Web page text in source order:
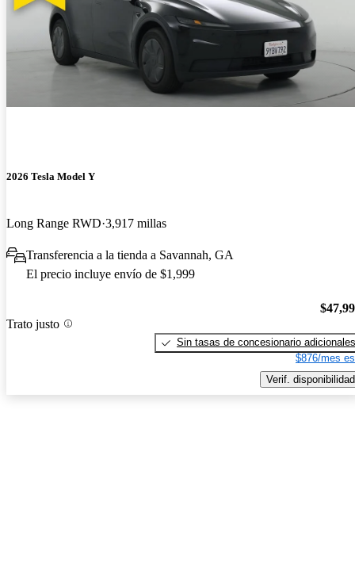
2026 Tesla Model Y
Long Range RWD 3,917 millas
Transferencia a la tienda a Savannah, GA
El precio incluye envío de $1,999
Trato justo
Sin tasas de concesionario adicionales
$876/mes
Verif. disponibilidad